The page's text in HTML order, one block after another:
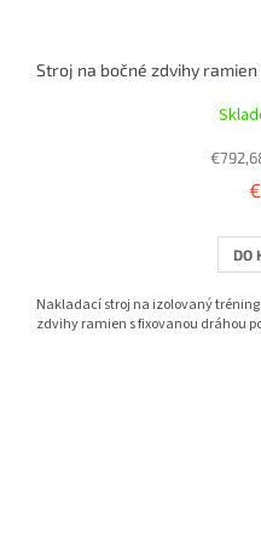
DO
Nakladací stroj na izolovaný
zdvihy ramien s fixovanou dráhou